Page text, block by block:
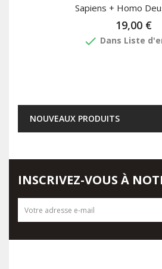
Sapiens + Homo
19,00 €
done Dans Liste
NOUVEAUX PRODUITS